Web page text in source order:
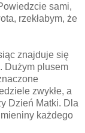
sami,
rzekłabym, że
znajduje się
Dużym plusem
zwykłe, a
Dzień Matki. Dla
każdego